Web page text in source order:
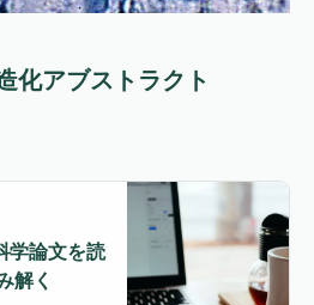
化アブストラクト
学論文を読
解く